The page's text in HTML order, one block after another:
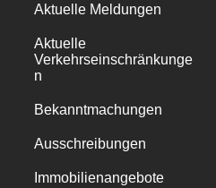
Aktuelle Meldungen
Aktuelle
Verkehrseinschränkunge
n
Bekanntmachungen
Ausschreibungen
Immobilienangebote